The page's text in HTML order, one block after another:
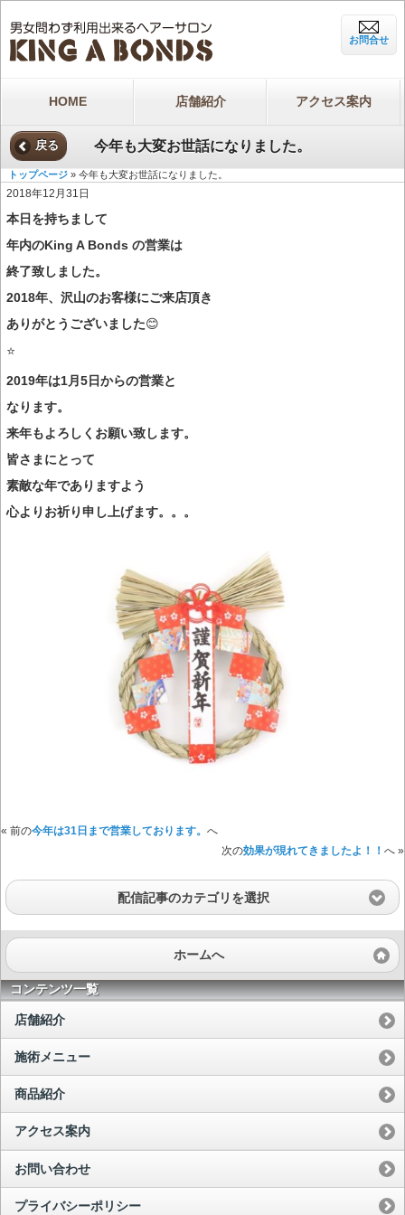
お問合せ
HOME 店舗紹介 アクセス案内
戻る 今年も大変お世話になりました。
トップページ » 今年も大変お世話になりました。
2018年12月31日
本日を持ちまして
年内のKing A Bonds の営業は
終了致しました。
2018年、沢山のお客様にご来店頂き
ありがとうございました😊
⭐️
2019年は1月5日からの営業と
なります。
来年もよろしくお願い致します。
皆さまにとって
素敵な年でありますよう
心よりお祈り申し上げます。。。
« 前の今年は31日まで営業しております。 へ
次の効果が現れてきましたよ！！ へ »
配信記事のカテゴリを選択
ホームへ
コンテンツ一覧
店舗紹介
施術メニュー
商品紹介
アクセス案内
お問い合わせ
プライバシーポリシー